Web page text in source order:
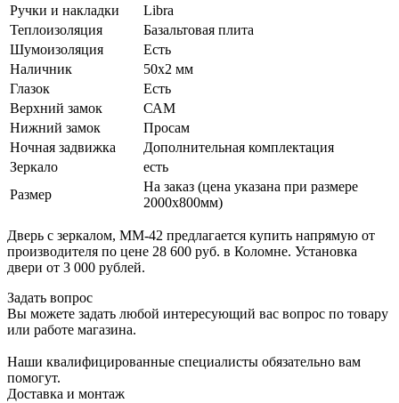
Ручки и накладки
Libra
Теплоизоляция
Базальтовая плита
Шумоизоляция
Есть
Наличник
50х2 мм
Глазок
Есть
Верхний замок
САМ
Нижний замок
Просам
Ночная задвижка
Дополнительная комплектация
Зеркало
есть
Размер
На заказ (цена указана при размере
2000х800мм)
Дверь с зеркалом, ММ-42 предлагается купить напрямую от
производителя по цене 28 600 руб. в Коломне. Установка
двери от 3 000 рублей.
Задать вопрос
Вы можете задать любой интересующий вас вопрос по товару
или работе магазина.
Наши квалифицированные специалисты обязательно вам
помогут.
Доставка и монтаж